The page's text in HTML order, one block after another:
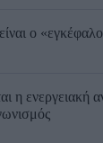
ο
ενεργειακή